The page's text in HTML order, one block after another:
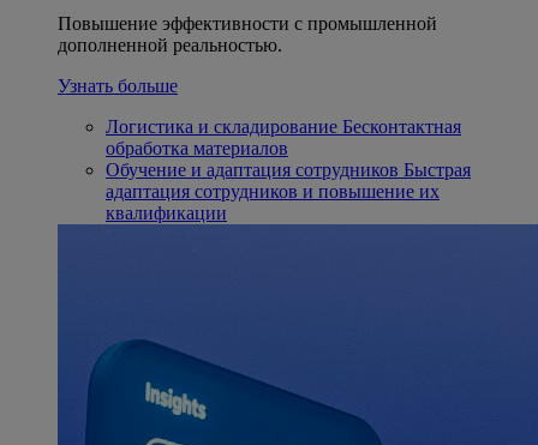
Повышение эффективности с промышленной
дополненной реальностью.
Узнать больше
Логистика и складирование Бесконтактная
обработка материалов
Обучение и адаптация сотрудников Быстрая
адаптация сотрудников и повышение их
квалификации